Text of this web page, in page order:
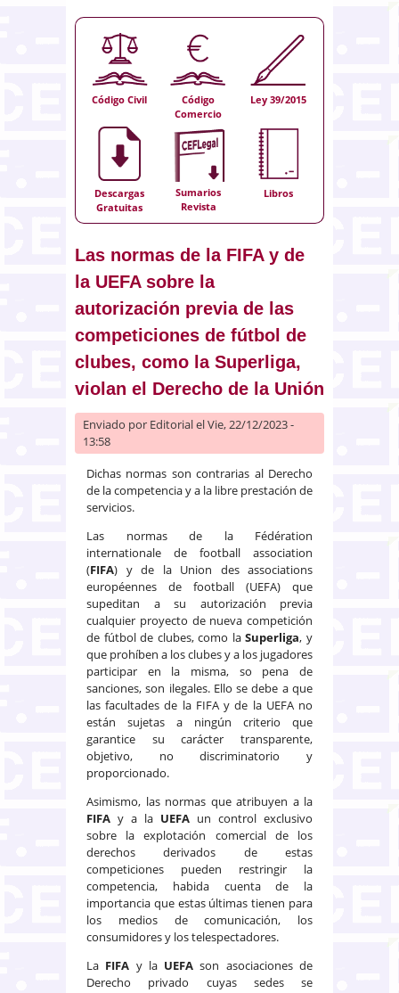
Código Civil
Código
Comercio
Ley 39/2015
Descargas
Gratuitas
Sumarios
Revista
Libros
Las normas de la FIFA y de
la UEFA sobre la
autorización previa de las
competiciones de fútbol de
clubes, como la Superliga,
violan el Derecho de la Unión
Enviado por Editorialel Vie, 22/12/2023 -
13:58
Dichas normas son contrarias al Derecho
de la competencia y a la libre prestación de
servicios.
Las normas de la Fédération
internationale de football association
(FIFA) y de la Union des associations
européennes de football (UEFA) que
supeditan a su autorización previa
cualquier proyecto de nueva competición
de fútbol de clubes, como laSuperliga, y
que prohíben a los clubes y a los jugadores
participar en la misma, so pena de
sanciones, son ilegales. Ello se debe a que
las facultades de la FIFA y de la UEFA no
están sujetas a ningún criterio que
garantice su carácter transparente,
objetivo, no discriminatorio y
proporcionado.
Asimismo, las normas que atribuyen a la
FIFA y a la UEFA un control exclusivo
sobre la explotación comercial de los
derechos derivados de estas
competiciones pueden restringir la
competencia, habida cuenta de la
importancia que estas últimas tienen para
los medios de comunicación, los
consumidores y los telespectadores.
La FIFA y la UEFA son asociaciones de
Derecho privado cuyas sedes se